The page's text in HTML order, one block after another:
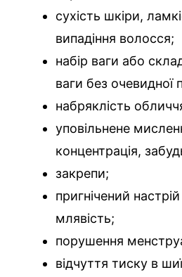
сухість шкіри,
випадіння волосся;
набір ваги або
ваги без очевидної
набряклість
уповільнене
концентрація,
закрепи;
пригнічений
млявість;
порушення
відчуття тиску в